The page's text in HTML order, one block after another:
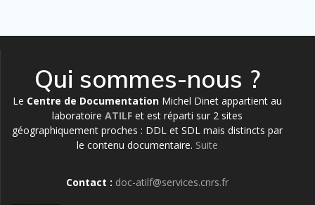
Qui sommes-nous ?
Le Centre de Documentation Michel Dinet appartient au
laboratoire ATILF et est réparti sur 2 sites
géographiquement proches : DDL et SDL mais distincts par
le contenu documentaire. Suite
Contact : doc-atilf@services.cnrs.fr